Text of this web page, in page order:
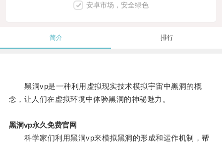
安卓市场，安全绿色
简介 排行
黑洞vp是一种利用虚拟现实技术模拟宇宙中黑洞的概
念，让人们在虚拟环境中体验黑洞的神秘魅力。
黑洞vp永久免费官网
科学家们利用黑洞vp来模拟黑洞的形成和运作机制，帮